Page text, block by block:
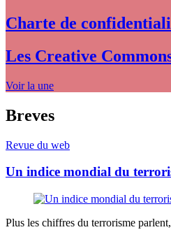
Charte de
Les Creative
Voir la une
Breves
Revue du web
Un indice mondial du
Plus les chiffres du terrorisme